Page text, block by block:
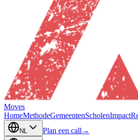
Moves
HomeMethodeGemeentenScholenImpact
NL Plan een call →